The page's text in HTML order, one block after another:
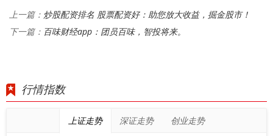
上一篇： 炒股配资排名 股票配资好：助您放大收益，掘金股市！
下一篇： 百味财经app：团员百味，智投将来。
行情指数
上证走势 深证走势 创业走势